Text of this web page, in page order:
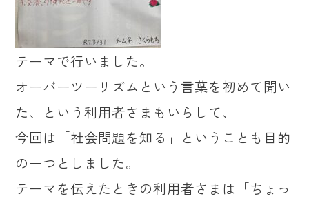
テーマで行いました。
オーバーツーリズムという言葉を初めて聞い
た、という利用者さまもいらして、
今回は「社会問題を知る」ということも目的
の一つとしました。
テーマを伝えたときの利用者さまは「ちょっ